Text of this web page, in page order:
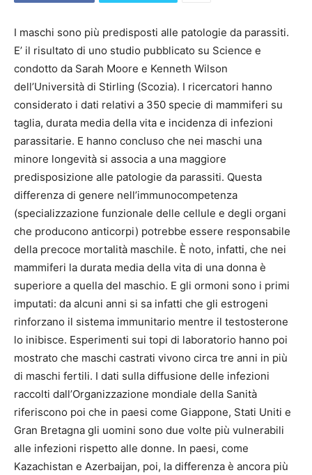
I maschi sono più predisposti alle patologie da parassiti.
E’ il risultato di uno studio pubblicato su Science e
condotto da Sarah Moore e Kenneth Wilson
dell’Università di Stirling (Scozia). I ricercatori hanno
considerato i dati relativi a 350 specie di mammiferi su
taglia, durata media della vita e incidenza di infezioni
parassitarie. E hanno concluso che nei maschi una
minore longevità si associa a una maggiore
predisposizione alle patologie da parassiti. Questa
differenza di genere nell’immunocompetenza
(specializzazione funzionale delle cellule e degli organi
che producono anticorpi) potrebbe essere responsabile
della precoce mortalità maschile. È noto, infatti, che nei
mammiferi la durata media della vita di una donna è
superiore a quella del maschio. E gli ormoni sono i primi
imputati: da alcuni anni si sa infatti che gli estrogeni
rinforzano il sistema immunitario mentre il testosterone
lo inibisce. Esperimenti sui topi di laboratorio hanno poi
mostrato che maschi castrati vivono circa tre anni in più
di maschi fertili. I dati sulla diffusione delle infezioni
raccolti dall’Organizzazione mondiale della Sanità
riferiscono poi che in paesi come Giappone, Stati Uniti e
Gran Bretagna gli uomini sono due volte più vulnerabili
alle infezioni rispetto alle donne. In paesi, come
Kazachistan e Azerbaijan, poi, la differenza è ancora più